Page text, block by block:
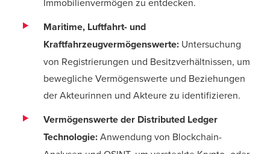
Maritime, Luftfahrt- und
Kraftfahrzeugvermögenswerte: Untersuchung
von Registrierungen und Besitzverhältnissen, um
bewegliche Vermögenswerte und Beziehungen
der Akteurinnen und Akteure zu identifizieren.
Vermögenswerte der Distributed Ledger
Technologie:Anwendung von Blockchain-